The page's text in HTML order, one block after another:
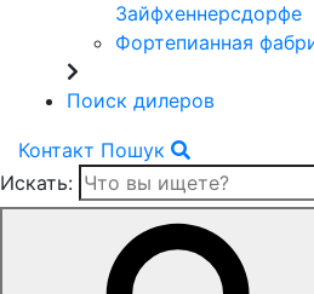
Зайфхеннерсдорфе
Фортепианная
Поиск дилеров
Контакт Пошук
Искать: